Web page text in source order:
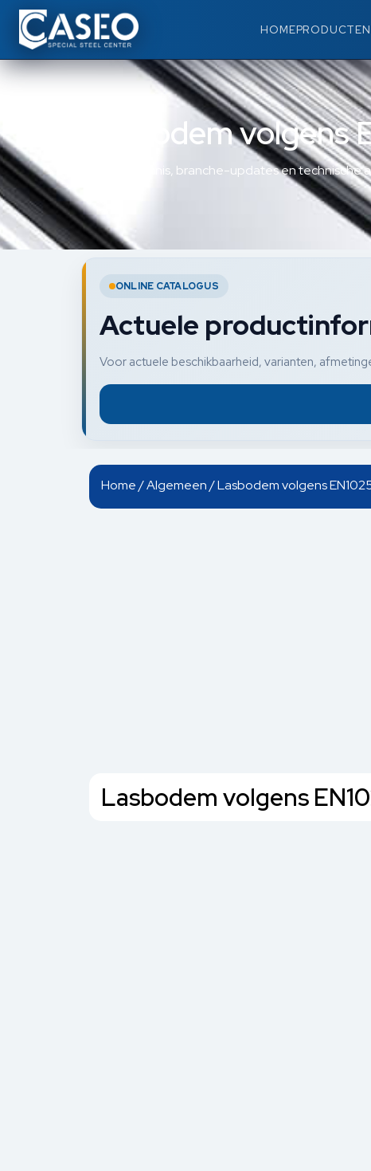
HOMEPRODUCTEN
Lasbodem volgens
Materiaalkennis, branche-updates en technische
ONLINE CATALOGUS
Actuele
Voor actuele beschikbaarheid, varianten,
Home/Algemeen/ Lasbodem volgens
Lasbodem volgens